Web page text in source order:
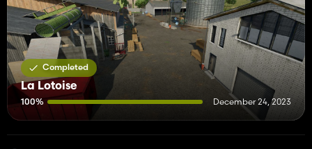
Completed
La Lotoise
100% December 24, 2023